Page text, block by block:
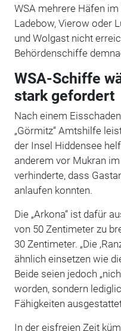
WSA mehrere Häfen
Ladebow, Vierow oder
und Wolgast nicht
Behördenschiffe
WSA-Schiffe
stark gefordert
Nach einem
„Görmitz“ Amtshilfe
der Insel Hiddensee
anderem vor Mukran
verhinderte, dass
anlaufen konnten.
Die „Arkona“ ist dafür
von 50 Zentimeter zu
30 Zentimeter. „Die ‚
ähnlich einsetzen wie
Beide seien jedoch
worden, sondern
Fähigkeiten
In der eisfreien Zeit